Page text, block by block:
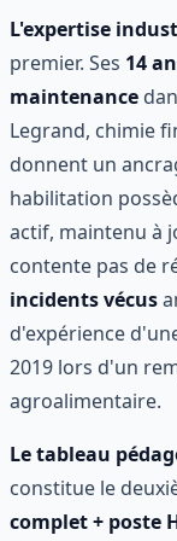
L'expertise
premier. Ses 14
maintenance
Legrand, chimie
donnent un
habilitation
actif, maintenu à
contente pas de
incidents vécus
d'expérience
2019 lors d'un
agroalimentaire.
Le tableau
constitue le
complet + poste